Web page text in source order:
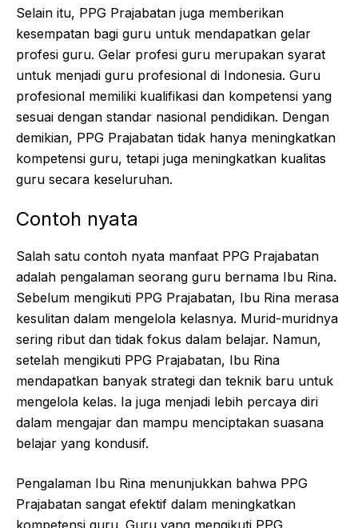
Selain itu, PPG Prajabatan juga memberikan
kesempatan bagi guru untuk mendapatkan gelar
profesi guru. Gelar profesi guru merupakan syarat
untuk menjadi guru profesional di Indonesia. Guru
profesional memiliki kualifikasi dan kompetensi yang
sesuai dengan standar nasional pendidikan. Dengan
demikian, PPG Prajabatan tidak hanya meningkatkan
kompetensi guru, tetapi juga meningkatkan kualitas
guru secara keseluruhan.
Contoh nyata
Salah satu contoh nyata manfaat PPG Prajabatan
adalah pengalaman seorang guru bernama Ibu Rina.
Sebelum mengikuti PPG Prajabatan, Ibu Rina merasa
kesulitan dalam mengelola kelasnya. Murid-muridnya
sering ribut dan tidak fokus dalam belajar. Namun,
setelah mengikuti PPG Prajabatan, Ibu Rina
mendapatkan banyak strategi dan teknik baru untuk
mengelola kelas. Ia juga menjadi lebih percaya diri
dalam mengajar dan mampu menciptakan suasana
belajar yang kondusif.
Pengalaman Ibu Rina menunjukkan bahwa PPG
Prajabatan sangat efektif dalam meningkatkan
kompetensi guru. Guru yang mengikuti PPG